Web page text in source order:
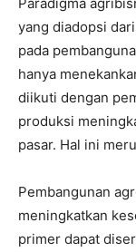
yang diadopsi
pada
hanya
diikuti dengan
produksi
pasar. Hal ini
Pembangunan
meningkatkan
primer dapat